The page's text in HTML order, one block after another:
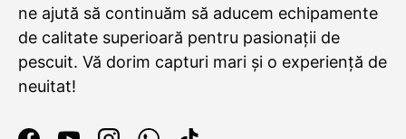
ne ajută să continuăm să aducem echipamente
de calitate superioară pentru pasionații de
pescuit. Vă dorim capturi mari și o experiență de
neuitat!